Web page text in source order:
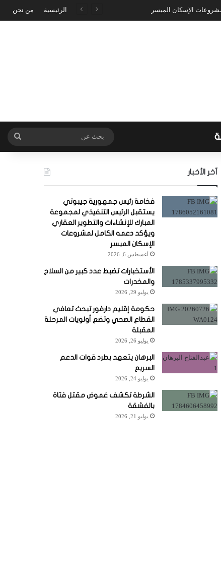
الإسكان الميسر الرئيسية من نحن
بحث
عن
آخر الأخبار
فخامة رئيس جمهورية جيبوتي
يستقبل الرئيس التنفيذي لمجموعة
المبارك للإنشاءات والتطوير العقاري
ويؤكد دعمه الكامل لمشروعات
الإسكان الميسر
أغسطس 6, 2026
الأستخبارات تضبط عدد كبير من السلاح
والمخدرات
يوليو 29, 2026
حكومة إقليم دارفور تبحث تعافي
القطاع الصحي وتضع أولويات المرحلة
المقبلة
يوليو 26, 2026
البرهان يتعهد بطرد قوات الدعم
السريع
يوليو 24, 2026
الشرطة تكشف غموض مقتل فتاة
بالفشقة
يوليو 21, 2026